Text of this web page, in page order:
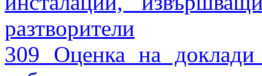
разтворители
309 Оценка на доклади